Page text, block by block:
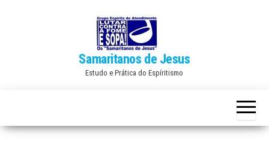
Samaritanos de Jesus
Estudo e Prática do Espíritismo